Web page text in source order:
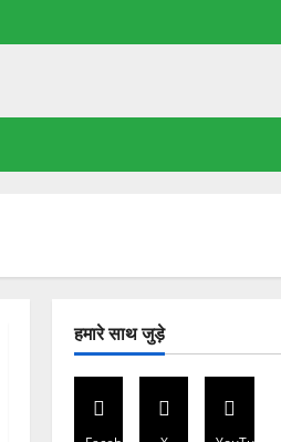
हमारे साथ जुड़े